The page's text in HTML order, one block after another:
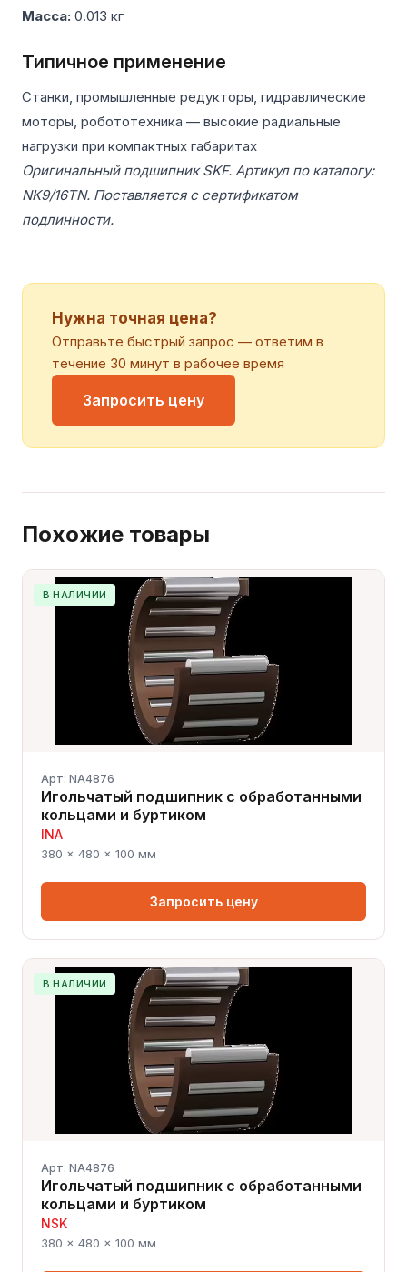
Масса: 0.013 кг
Типичное применение
Станки, промышленные редукторы, гидравлические
моторы, робототехника — высокие радиальные
нагрузки при компактных габаритах
Оригинальный подшипник SKF. Артикул по каталогу:
NK9/16TN. Поставляется с сертификатом
подлинности.
Нужна точная цена?
Отправьте быстрый запрос — ответим в
течение 30 минут в рабочее время
Запросить цену
Похожие товары
В НАЛИЧИИ
Арт: NA4876
Игольчатый подшипник с обработанными
кольцами и буртиком
INA
380 × 480 × 100 мм
Запросить цену
В НАЛИЧИИ
Арт: NA4876
Игольчатый подшипник с обработанными
кольцами и буртиком
NSK
380 × 480 × 100 мм